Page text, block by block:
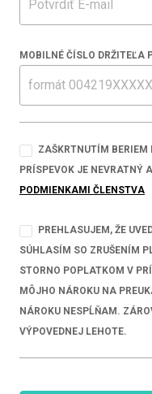
MOBILNÉ ČÍSLO DRŽITEĽA
ZAŠKRTNUTÍM BERIEM
PRÍSPEVOK JE NEVRATNÝ
PODMIENKAMI ČLENSTVA
PREHLASUJEM, ŽE
SÚHLASÍM SO ZRUŠENÍM
STORNO POPLATKOM V
MÔJHO NÁROKU NA
NÁROKU NESPĹŇAM.
VÝPOVEDNEJ LEHOTE.